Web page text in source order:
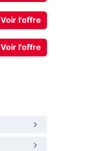
Voir l'offre
Voir l'offre